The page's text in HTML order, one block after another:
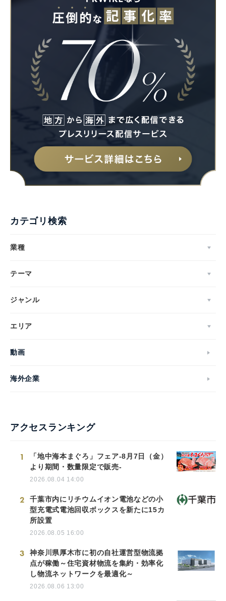
カテゴリ検索
業種
テーマ
ジャンル
エリア
動画
海外企業
アクセスランキング
1
「地中海本まぐろ」フェア-8月7日（金）
より期間・数量限定で販売-
2026.08.04 14:00
2
千葉市内にリチウムイオン電池などの小
型充電式電池回収ボックスを新たに15カ
所設置
2026.08.05 16:00
3
神奈川県厚木市に初の自社運営型物流拠
点が稼働～住宅資材物流を集約・効率化
し物流ネットワークを最適化～
2026.08.06 13:00